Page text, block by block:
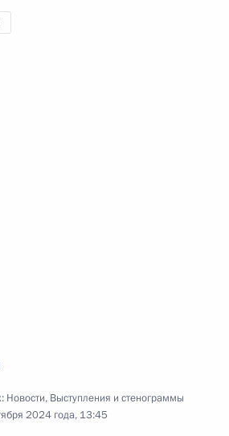
Новости, Выступления и стенограммы
2024 года, 13:45